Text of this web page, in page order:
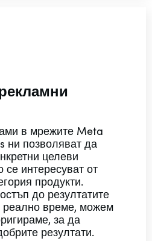
в мрежите Meta
ни позволяват да
целеви
се интересуват от
продукти.
до резултатите
реално време, можем
за да
резултати.